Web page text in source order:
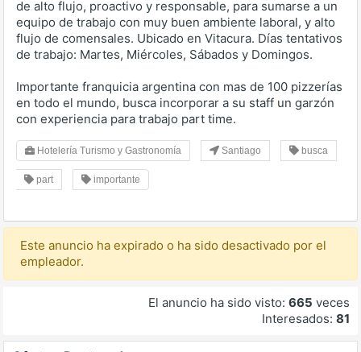
de alto flujo, proactivo y responsable, para sumarse a un
equipo de trabajo con muy buen ambiente laboral, y alto
flujo de comensales. Ubicado en Vitacura. Días tentativos
de trabajo: Martes, Miércoles, Sábados y Domingos.
Importante franquicia argentina con mas de 100 pizzerías
en todo el mundo, busca incorporar a su staff un garzón
con experiencia para trabajo part time.
Hotelería Turismo y Gastronomía Santiago busca
part importante
Este anuncio ha expirado o ha sido desactivado por el
empleador.
El anuncio ha sido visto: 665 veces
Interesados: 81